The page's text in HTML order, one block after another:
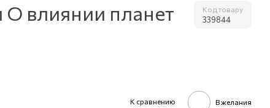
О влиянии планет
Код товару
339844
К сравнению В желания